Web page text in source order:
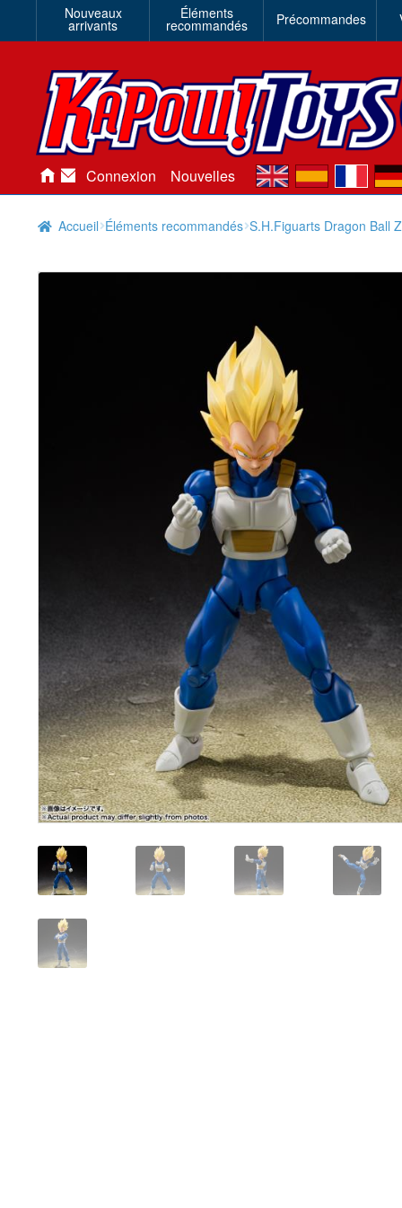
Nouveaux
arrivants
Éléments
recommandés Précommandes
Connexion Nouvelles en es de
Accueil Éléments recommandés S.H.Figuarts Dragon Ball